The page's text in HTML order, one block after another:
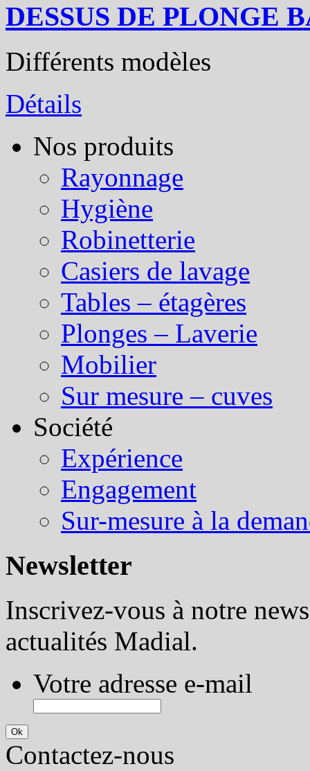
DESSUS DE PLONGE
Différents modèles
Détails
Nos produits
Rayonnage
Hygiène
Robinetterie
Casiers de lavage
Tables – étagères
Plonges – Laverie
Mobilier
Sur mesure – cuves
Société
Expérience
Engagement
Sur-mesure à la
Newsletter
Inscrivez-vous à notre
actualités Madial.
Votre adresse e-mail
Contactez-nous